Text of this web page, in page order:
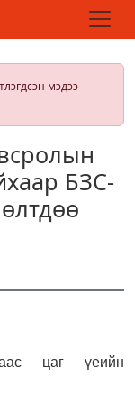
мэдээ
БЗС-
цаг үеийн